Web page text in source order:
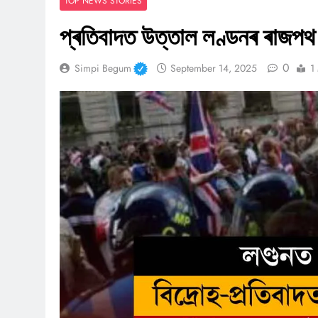
প্ৰতিবাদত উত্তাল লণ্ডনৰ ৰাজপথ
Simpi Begum September 14, 2025 0